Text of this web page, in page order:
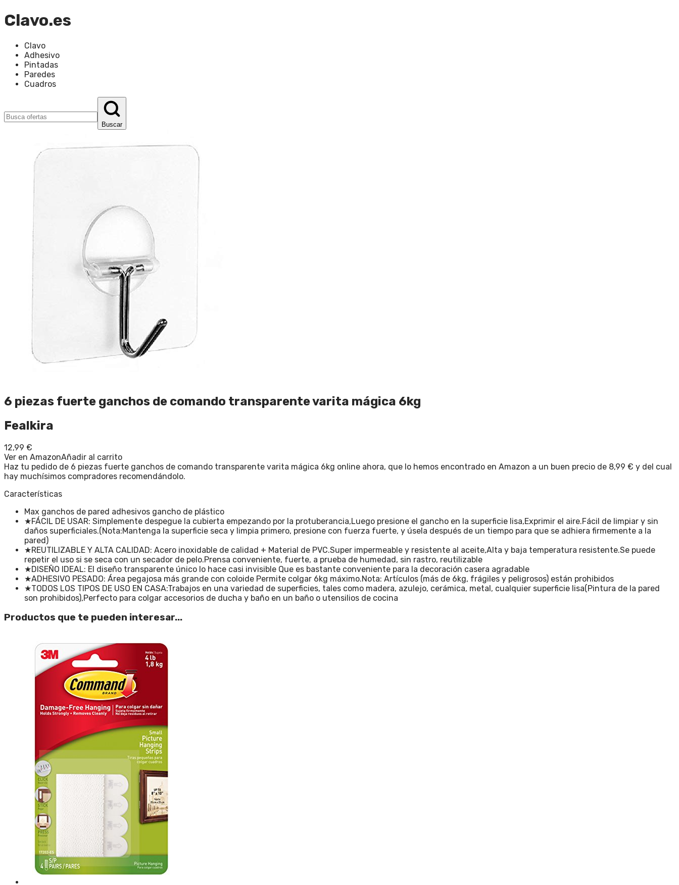
Clavo.es
Clavo
Adhesivo
Pintadas
Paredes
Cuadros
Buscar
6 piezas fuerte ganchos de comando transparente varita mágica 6kg
Fealkira
12,99 €
Ver en AmazonAñadir al carrito
Haz tu pedido de 6 piezas fuerte ganchos de comando transparente varita mágica 6kg online ahora, que lo hemos encontrado en Amazon a un buen precio de 8,99 € y del cual
hay muchísimos compradores recomendándolo.
Características
Max ganchos de pared adhesivos gancho de plástico
★FÁCIL DE USAR: Simplemente despegue la cubierta empezando por la protuberancia,Luego presione el gancho en la superficie lisa,Exprimir el aire.Fácil de limpiar y sin
daños superficiales.(Nota:Mantenga la superficie seca y limpia primero, presione con fuerza fuerte, y úsela después de un tiempo para que se adhiera firmemente a la
pared)
★REUTILIZABLE Y ALTA CALIDAD: Acero inoxidable de calidad + Material de PVC.Super impermeable y resistente al aceite,Alta y baja temperatura resistente.Se puede
repetir el uso si se seca con un secador de pelo.Prensa conveniente, fuerte, a prueba de humedad, sin rastro, reutilizable
★DISEÑO IDEAL: El diseño transparente único lo hace casi invisible Que es bastante conveniente para la decoración casera agradable
★ADHESIVO PESADO: Área pegajosa más grande con coloide Permite colgar 6kg máximo.Nota: Artículos (más de 6kg, frágiles y peligrosos) están prohibidos
★TODOS LOS TIPOS DE USO EN CASA:Trabajos en una variedad de superficies, tales como madera, azulejo, cerámica, metal, cualquier superficie lisa(Pintura de la pared
son prohibidos),Perfecto para colgar accesorios de ducha y baño en un baño o utensilios de cocina
Productos que te pueden interesar...